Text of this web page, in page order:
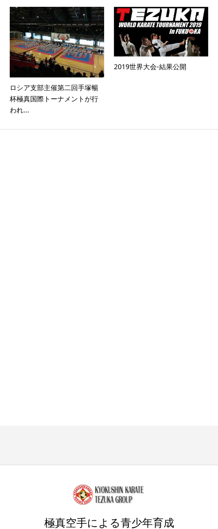
ロシア支部主催第二回手塚暢
杯極真国際トーナメントが行
われ...
2019世界大会-結果公開
極真空手による青少年育成